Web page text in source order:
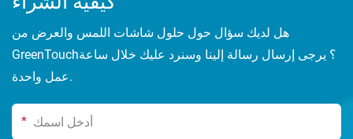
هل لديك سؤال حول حلول شاشات اللمس والعرض من
GreenTouch؟ يرجى إرسال رسالة إلينا وسنرد عليك خلال ساعة
عمل واحدة.
*